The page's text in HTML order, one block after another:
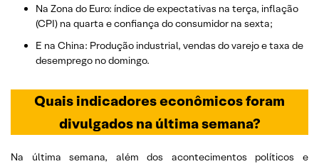
Na Zona do Euro: índice de expectativas na terça, inflação
(CPI) na quarta e confiança do consumidor na sexta;
E na China: Produção industrial, vendas do varejo e taxa de
desemprego no domingo.
Quais indicadores econômicos foram
divulgados na última semana?
Na última semana, além dos acontecimentos políticos e